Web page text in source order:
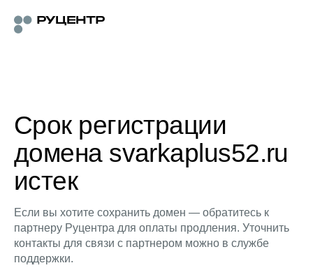
Срок регистрации
домена svarkaplus52.ru
истек
Если вы хотите сохранить домен — обратитесь к
партнеру Руцентра для оплаты продления. Уточнить
контакты для связи с партнером можно в службе
поддержки.